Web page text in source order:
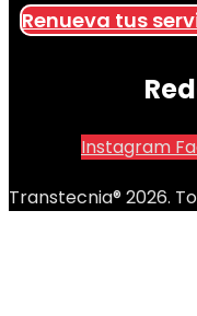
Renueva tus
Instagram
Transtecnia® 2026.